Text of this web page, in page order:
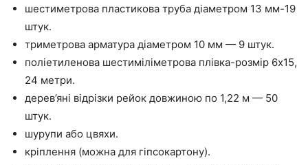
шестиметрова пластикова труба діаметром 13 мм-19
штук.
триметрова арматура діаметром 10 мм — 9 штук.
поліетиленова шестиміліметрова плівка-розмір 6х15,
24 метри.
дерев’яні відрізки рейок довжиною по 1,22 м — 50
штук.
шурупи або цвяхи.
кріплення (можна для гіпсокартону).